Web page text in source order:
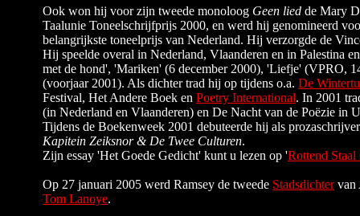
Ook won hij voor zijn tweede monoloog Geen lied de Mary
Taalunie Toneelschrijfprijs 2000, en werd hij genomineerd
belangrijkste toneelprijs van Nederland. Hij verzorgde de
Hij speelde overal in Nederland, Vlaanderen en in Palestina
met de hond', 'Mariken' (6 december 2000), 'Liefje' (VPRO,
(voorjaar 2001). Als dichter trad hij op tijdens o.a. De
Festival, Het Andere Boek en Poetry International. In 2001
(in Nederland en Vlaanderen) en De Nacht van de Poëzie in
Tijdens de Boekenweek 2001 debuteerde hij als
Kapitein Zeiksnor & De Twee Culturen.
Zijn essay 'Het Goede Gedicht' kunt u lezen op 'Rottend
Op 27 januari 2005 werd Ramsey de tweede Stadsdichtervan
Tom Lanoye.